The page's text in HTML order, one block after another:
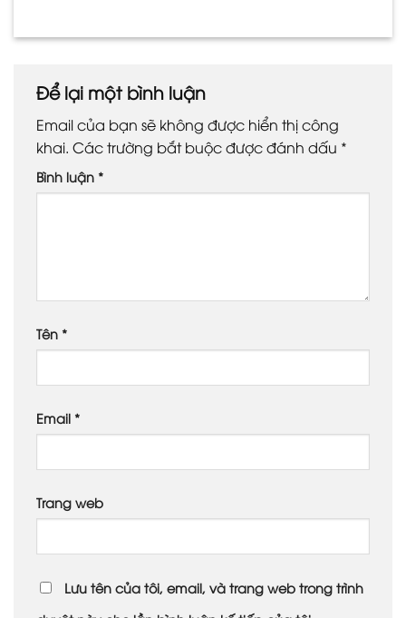
Để lại một bình luận
Email của bạn sẽ không được hiển thị công
khai. Các trường bắt buộc được đánh dấu *
Bình luận *
Tên *
Email *
Trang web
Lưu tên của tôi, email, và trang web trong trình